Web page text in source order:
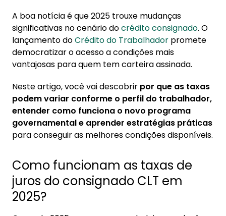
3. O que pode influenciar a cobrança de juros
diferentes?
4. Como conseguir as melhores taxas de juros
no consignado sendo trabalhador de baixa
5. Novo Crédito do Trabalhador resolve o
problema dos juros altos para baixa renda?
5.1. Veja como migrar seu consignado atual
para o Crédito do Trabalhador
6. Como saber se contratei juros abusivos no
Crédito do Trabalhador?
A boa notícia é que 2025 trouxe mudanças
significativas no cenário docrédito consignado. O
lançamento doCrédito do Trabalhador promete
democratizar o acesso a condições mais
vantajosas para quem tem carteira assinada.
Neste artigo, você vai descobrir por que as taxas
podem variar conforme o perfil do trabalhador,
entender como funciona o novo programa
governamental e aprender estratégias práticas
para conseguir as melhores condições disponíveis.
Como funcionam as taxas de
juros do consignado CLT em
2025?